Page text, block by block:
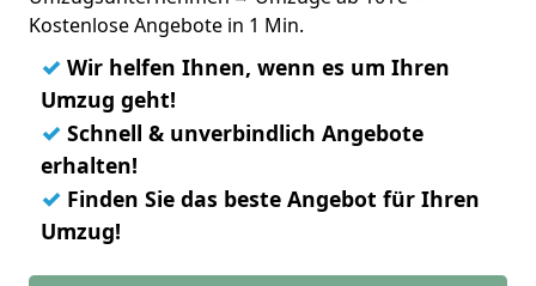
Kostenlose Angebote in 1 Min.
✓ Wir helfen Ihnen, wenn es um Ihren
Umzug geht!
✓ Schnell & unverbindlich Angebote
erhalten!
✓ Finden Sie das beste Angebot für Ihren
Umzug!